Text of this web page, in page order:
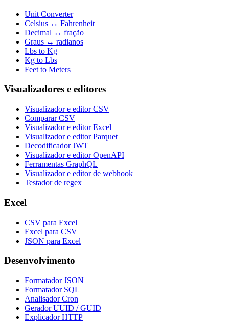
Unit Converter
Celsius ↔ Fahrenheit
Decimal ↔ fração
Graus ↔ radianos
Lbs to Kg
Kg to Lbs
Feet to Meters
Visualizadores e editores
Visualizador e editor CSV
Comparar CSV
Visualizador e editor Excel
Visualizador e editor Parquet
Decodificador JWT
Visualizador e editor OpenAPI
Ferramentas GraphQL
Visualizador e editor de webhook
Testador de regex
Excel
CSV para Excel
Excel para CSV
JSON para Excel
Desenvolvimento
Formatador JSON
Formatador SQL
Analisador Cron
Gerador UUID / GUID
Explicador HTTP